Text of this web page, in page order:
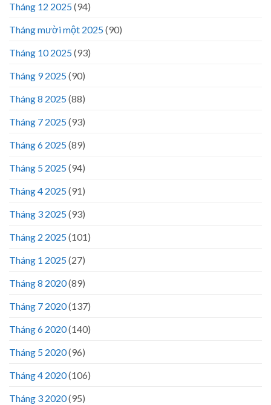
Tháng 12 2025(94)
Tháng mười một 2025(90)
Tháng 10 2025(93)
Tháng 9 2025(90)
Tháng 8 2025(88)
Tháng 7 2025(93)
Tháng 6 2025(89)
Tháng 5 2025(94)
Tháng 4 2025(91)
Tháng 3 2025(93)
Tháng 2 2025(101)
Tháng 1 2025(27)
Tháng 8 2020(89)
Tháng 7 2020(137)
Tháng 6 2020(140)
Tháng 5 2020(96)
Tháng 4 2020(106)
Tháng 3 2020(95)